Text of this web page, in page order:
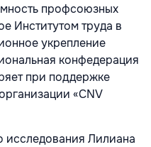
профсоюзных
Институтом труда в
укрепление
конфеде­рация
при поддержке
«CNV
исследова­ния Лилиана